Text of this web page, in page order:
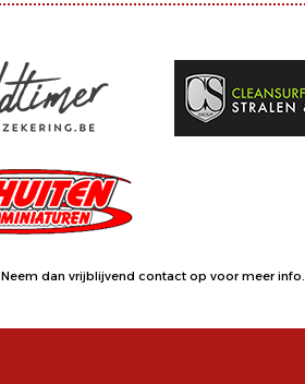
Neem dan vrijblijvend contact op voor meer info.